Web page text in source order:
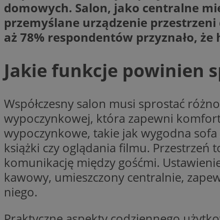
domowych. Salon, jako centralne
przemyślane urządzenie
aż 78% respondentów przyznało,
Jakie funkcje powinien
Współczesny salon musi sprostać
wypoczynkowej, która zapewni
wypoczynkowe, takie jak wygodna
książki czy oglądania filmu.
komunikację między gośćmi.
kawowy, umieszczony centralnie,
niego.
li_gc
Nazwa
_clck
_clsk
Nazwa
__gads
__Secure-
ROLLOUT_TOKEN